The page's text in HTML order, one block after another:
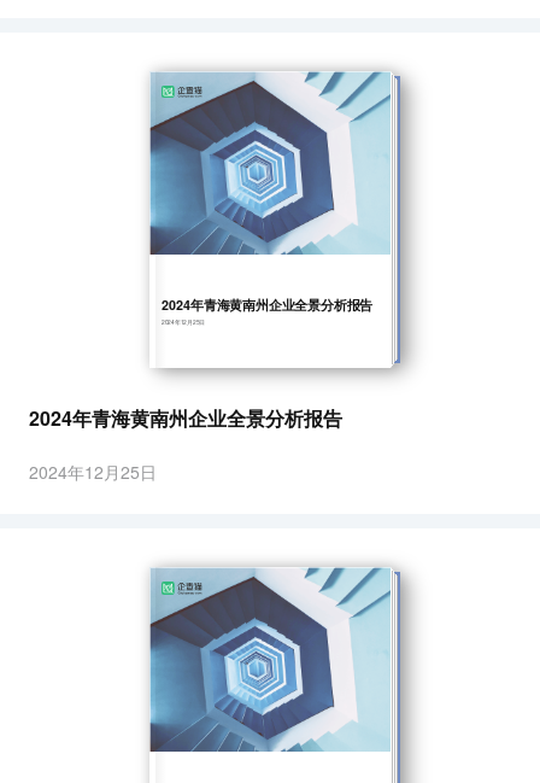
2024年青海黄南州企业全景分析报告
2024年12月25日
2024年青海黄南州企业全景分析报告
2024年12月25日